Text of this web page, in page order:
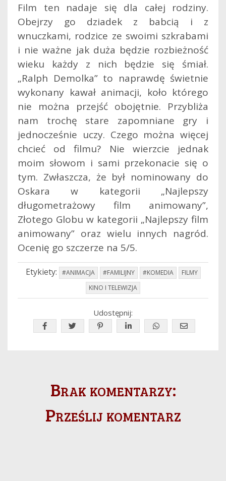
Film ten nadaje się dla całej rodziny.
Obejrzy go dziadek z babcią i z
wnuczkami, rodzice ze swoimi szkrabami
i nie ważne jak duża będzie rozbieżność
wieku każdy z nich będzie się śmiał.
„Ralph Demolka” to naprawdę świetnie
wykonany kawał animacji, koło którego
nie można przejść obojętnie. Przybliża
nam trochę stare zapomniane gry i
jednocześnie uczy. Czego można więcej
chcieć od filmu? Nie wierzcie jednak
moim słowom i sami przekonacie się o
tym. Zwłaszcza, że był nominowany do
Oskara w kategorii „Najlepszy
długometrażowy film animowany”,
Złotego Globu w kategorii „Najlepszy film
animowany” oraz wielu innych nagród.
Ocenię go szczerze na 5/5.
Etykiety: #ANIMACJA #FAMILIJNY #KOMEDIA
FILMY
KINO I TELEWIZJA
Udostępnij:
Brak komentarzy:
Prześlij komentarz